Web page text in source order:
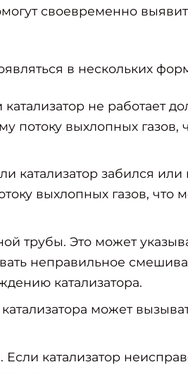
своевременно
в нескольких
не работает
потоку выхлопных газов,
катализатор забился
выхлопных газов, что
трубы. Это может
неправильное
катализатора.
может
катализатор